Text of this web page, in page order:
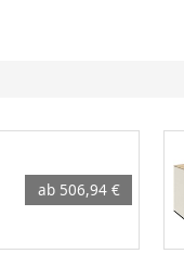
ab 506,94 €